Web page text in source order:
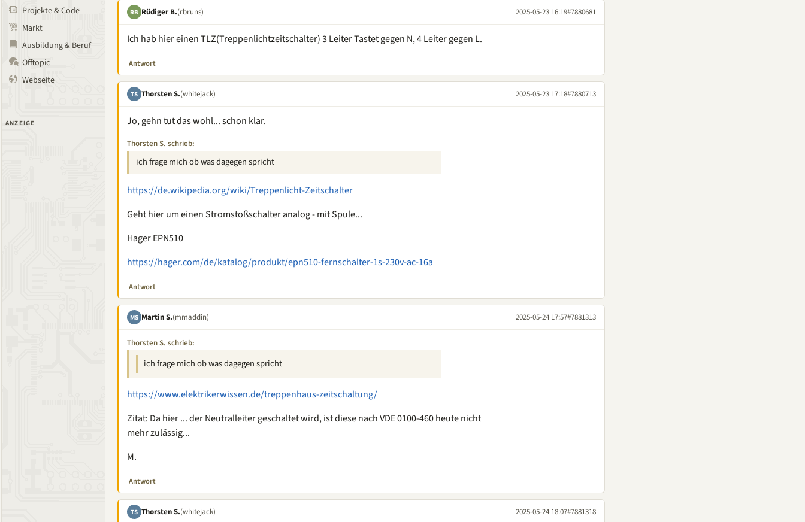
Projekte & Code
Markt
Ausbildung & Beruf
Offtopic
Webseite
ANZEIGE
RB Rüdiger B.(rbruns) 2025-05-23 16:19#7880681
Ich hab hier einen TLZ(Treppenlichtzeitschalter) 3 Leiter Tastet gegen N, 4 Leiter gegen L.
Antwort
TS Thorsten S.(whitejack) 2025-05-23 17:18#7880713
Jo, gehn tut das wohl... schon klar.
Thorsten S. schrieb:
ich frage mich ob was dagegen spricht
https://de.wikipedia.org/wiki/Treppenlicht-Zeitschalter
Geht hier um einen Stromstoßschalter analog - mit Spule...
Hager EPN510
https://hager.com/de/katalog/produkt/epn510-fernschalter-1s-230v-ac-16a
Antwort
MS Martin S.(mmaddin) 2025-05-24 17:57#7881313
Thorsten S. schrieb:
ich frage mich ob was dagegen spricht
https://www.elektrikerwissen.de/treppenhaus-zeitschaltung/
Zitat: Da hier ... der Neutralleiter geschaltet wird, ist diese nach VDE 0100-460 heute nicht
mehr zulässig...
M.
Antwort
TS Thorsten S.(whitejack) 2025-05-24 18:07#7881318